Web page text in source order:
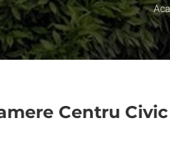
Centru Civic